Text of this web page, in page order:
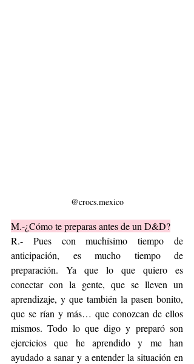
@crocs.mexico
M.-¿Cómo te preparas antes de un D&D?
R.- Pues con muchísimo tiempo de
anticipación, es mucho tiempo de
preparación. Ya que lo que quiero es
conectar con la gente, que se lleven un
aprendizaje, y que también la pasen bonito,
que se rían y más… que conozcan de ellos
mismos. Todo lo que digo y preparó son
ejercicios que he aprendido y me han
ayudado a sanar y a entender la situación en